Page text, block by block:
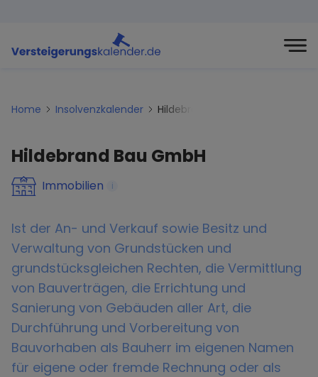
Home Insolvenzkalender Hildebrand-bau-gmbh
Hildebrand Bau GmbH
Immobilien i
Ist der An- und Verkauf sowie Besitz und
Verwaltung von Grundstücken und
grundstücksgleichen Rechten, die Vermittlung
von Bauverträgen, die Errichtung und
Sanierung von Gebäuden aller Art, die
Durchführung und Vorbereitung von
Bauvorhaben als Bauherr im eigenen Namen
für eigene oder fremde Rechnung oder als